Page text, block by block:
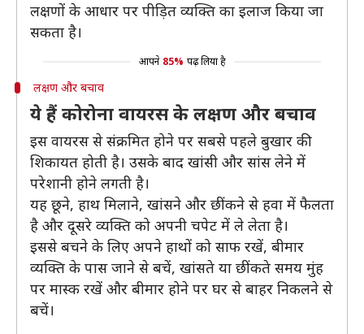
लक्षणों के आधार पर पीड़ित व्यक्ति का इलाज किया जा
सकता है।
आपने 85% पढ़ लिया है
लक्षण और बचाव
ये हैं कोरोना वायरस के लक्षण और बचाव
इस वायरस से संक्रमित होने पर सबसे पहले बुखार की
शिकायत होती है। उसके बाद खांसी और सांस लेने में
परेशानी होने लगती है।
यह छूने, हाथ मिलाने, खांसने और छींकने से हवा में फैलता
है और दूसरे व्यक्ति को अपनी चपेट में ले लेता है।
इससे बचने के लिए अपने हाथों को साफ रखें, बीमार
व्यक्ति के पास जाने से बचें, खांसते या छींकते समय मुंह
पर मास्क रखें और बीमार होने पर घर से बाहर निकलने से
बचें।